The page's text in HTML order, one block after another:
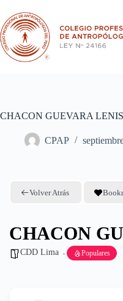
contenido
CHACON GUEVARA
CPAP
Volver Atrás
CHACON
CDD Lima Populares